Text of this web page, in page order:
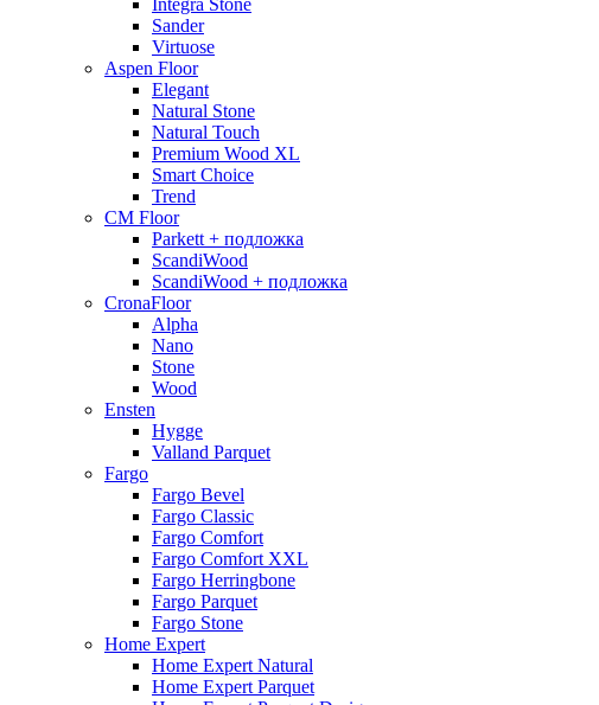
Integra Stone
Sander
Virtuose
Aspen Floor
Elegant
Natural Stone
Natural Touch
Premium Wood XL
Smart Choice
Trend
CM Floor
Parkett + подложка
ScandiWood
ScandiWood + подложка
CronaFloor
Alpha
Nano
Stone
Wood
Ensten
Hygge
Valland Parquet
Fargo
Fargo Bevel
Fargo Classic
Fargo Comfort
Fargo Comfort XXL
Fargo Herringbone
Fargo Parquet
Fargo Stone
Home Expert
Home Expert Natural
Home Expert Parquet